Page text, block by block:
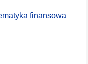
finansowa